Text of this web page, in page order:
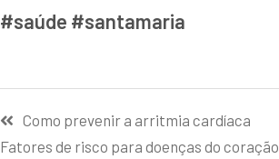
#saúde #santamaria
Como prevenir a arritmia cardíaca
Fatores de risco para doenças do coração